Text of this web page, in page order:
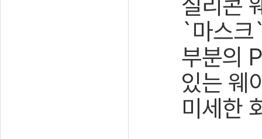
`마스크
부분의
있는 웨
미세한